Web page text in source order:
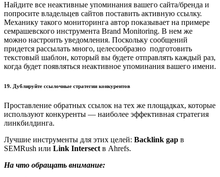
Найдите все неактивные упоминания вашего сайта/бренда и
попросите владельцев сайтов поставить активную ссылку.
Механику такого мониторинга автор показывает на примере
семрашевского инструмента Brand Monitoring. В нем же
можно настроить уведомления. Поскольку сообщений
придется рассылать много, целесообразно подготовить
текстовый шаблон, который вы будете отправлять каждый раз,
когда будет появляться неактивное упоминания вашего имени.
19. Дублируйте ссылочные стратегии конкурентов
Проставление обратных ссылок на тех же площадках, которые
используют конкуренты — наиболее эффективная стратегия
линкбилдинга.
Лучшие инструменты для этих целей: Backlink gap в
SEMRush или Link Intersect в Ahrefs.
На что обращать внимание: